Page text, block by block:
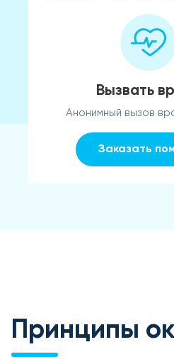
Вызвать
Анонимный вызов
Заказать
Принципы